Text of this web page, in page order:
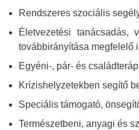
Rendszeres szociális
Életvezetési tanácsadás,
továbbirányítása megfelelő
Egyéni-, pár- és
Krízishelyzetekben segítő
Speciális támogató,
Természetbeni, anyagi és